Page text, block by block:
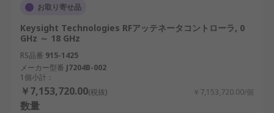
お取り寄せ品
Keysight Technologies RFアッテネータコントローラ, 0
GHz ～ 18 GHz
RS品番 915-1425
メーカー型番 J7204B-002
1個小計：
￥7,153,720.00(税抜) ￥7,153,720.00/個
数量